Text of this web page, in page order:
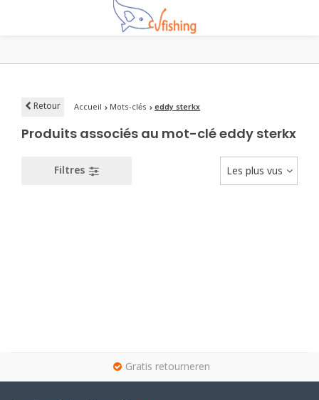
Retour Accueil Mots-clés eddy sterkx
Produits associés au mot-clé eddy sterkx
Filtres Les plus vus
Gratis retourneren